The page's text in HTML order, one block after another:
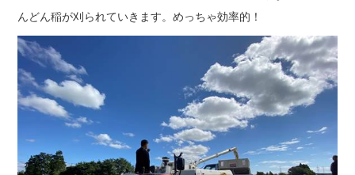
んどん稲が刈られていきます。めっちゃ効率的！